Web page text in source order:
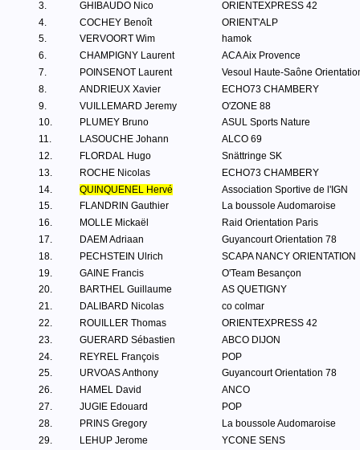
3. GHIBAUDO Nico
ORIENTEXPRESS 42
4.
COCHEY Benoît
ORIENT'ALP
5.
VERVOORT Wim
hamok
6.
CHAMPIGNY Laurent
ACA Aix Provence
7.
POINSENOT Laurent
Vesoul Haute-Saône
8.
ANDRIEUX Xavier
ECHO73 CHAMBERY
9.
VUILLEMARD Jeremy
O'ZONE 88
10.
PLUMEY Bruno
ASUL Sports Nature
11.
LASOUCHE Johann
ALCO 69
12.
FLORDAL Hugo
Snättringe SK
13.
ROCHE Nicolas
ECHO73 CHAMBERY
14.
QUINQUENEL Hervé
Association Sportive de l'IGN
15.
FLANDRIN Gauthier
La boussole Audomaroise
16.
MOLLE Mickaël
Raid Orientation Paris
17.
DAEM Adriaan
Guyancourt Orientation 78
18.
PECHSTEIN Ulrich
SCAPA NANCY ORIENTATION
19.
GAINE Francis
O'Team Besançon
20.
BARTHEL Guillaume
AS QUETIGNY
21.
DALIBARD Nicolas
co colmar
22.
ROUILLER Thomas
ORIENTEXPRESS 42
23.
GUERARD Sébastien
ABCO DIJON
24.
REYREL François
POP
25.
URVOAS Anthony
Guyancourt Orientation 78
26.
HAMEL David
ANCO
27.
JUGIE Edouard
POP
28.
PRINS Gregory
La boussole Audomaroise
29.
LEHUP Jerome
YCONE SENS